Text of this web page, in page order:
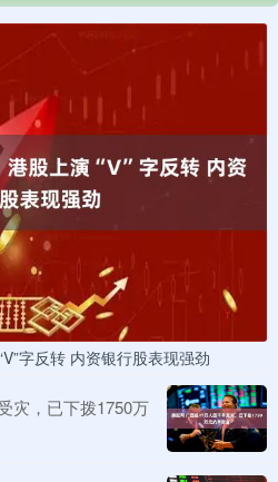
字反转 内资银行股表现强劲
灾，已下拨1750万